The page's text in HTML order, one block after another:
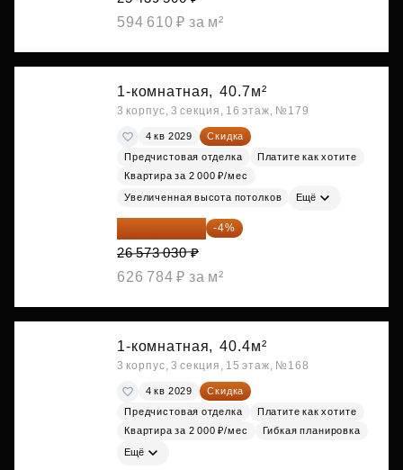
594 610 ₽ за м²
1-комнатная, 40.7м²
3 корпус, 3 секция, 16 этаж, №179
4 кв 2029
Скидка
Предчистовая отделка
Платите как хотите
Квартира за 2 000 ₽/мес
Увеличенная высота потолков Ещё
25 510 109 ₽ -4%
26 573 030 ₽
626 784 ₽ за м²
1-комнатная, 40.4м²
3 корпус, 3 секция, 15 этаж, №168
4 кв 2029
Скидка
Предчистовая отделка
Платите как хотите
Квартира за 2 000 ₽/мес
Гибкая планировка
Ещё